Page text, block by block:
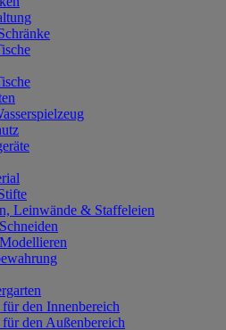
Leinwände & Staffeleien
den Innenbereich
für den Außenbereich